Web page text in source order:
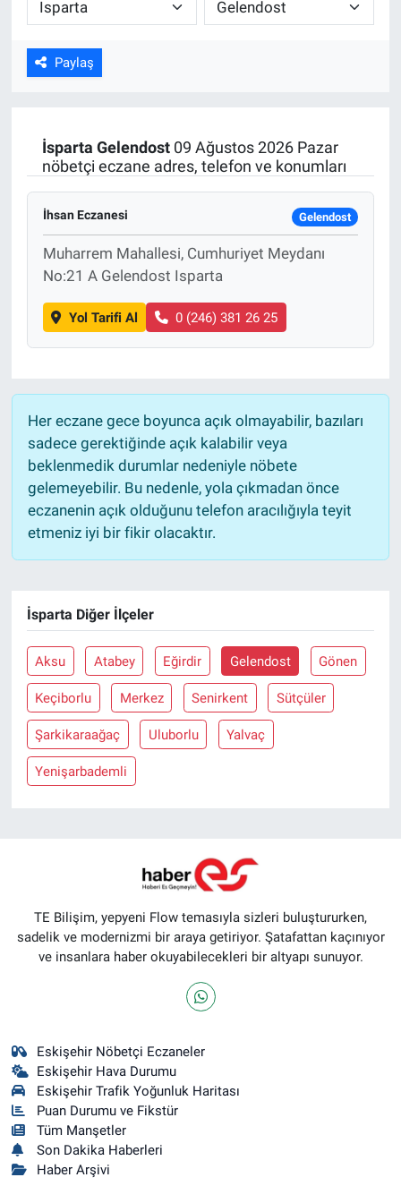
Paylaş
İsparta Gelendost09 Ağustos 2026 Pazar
nöbetçi eczane adres, telefon ve konumları
İhsan Eczanesi Gelendost
Muharrem Mahallesi, Cumhuriyet Meydanı
No:21 A Gelendost Isparta
Yol Tarifi Al 0 (246) 381 26 25
Her eczane gece boyunca açık olmayabilir, bazıları
sadece gerektiğinde açık kalabilir veya
beklenmedik durumlar nedeniyle nöbete
gelemeyebilir. Bu nedenle, yola çıkmadan önce
eczanenin açık olduğunu telefon aracılığıyla teyit
etmeniz iyi bir fikir olacaktır.
İsparta Diğer İlçeler
Aksu Atabey Eğirdir Gelendost Gönen
Keçiborlu Merkez Senirkent Sütçüler
Şarkikaraağaç Uluborlu Yalvaç
Yenişarbademli
TE Bilişim, yepyeni Flow temasıyla sizleri buluştururken,
sadelik ve modernizmi bir araya getiriyor. Şatafattan kaçınıyor
ve insanlara haber okuyabilecekleri bir altyapı sunuyor.
Eskişehir Nöbetçi Eczaneler
Eskişehir Hava Durumu
Eskişehir Trafik Yoğunluk Haritası
Puan Durumu ve Fikstür
Tüm Manşetler
Son Dakika Haberleri
Haber Arşivi